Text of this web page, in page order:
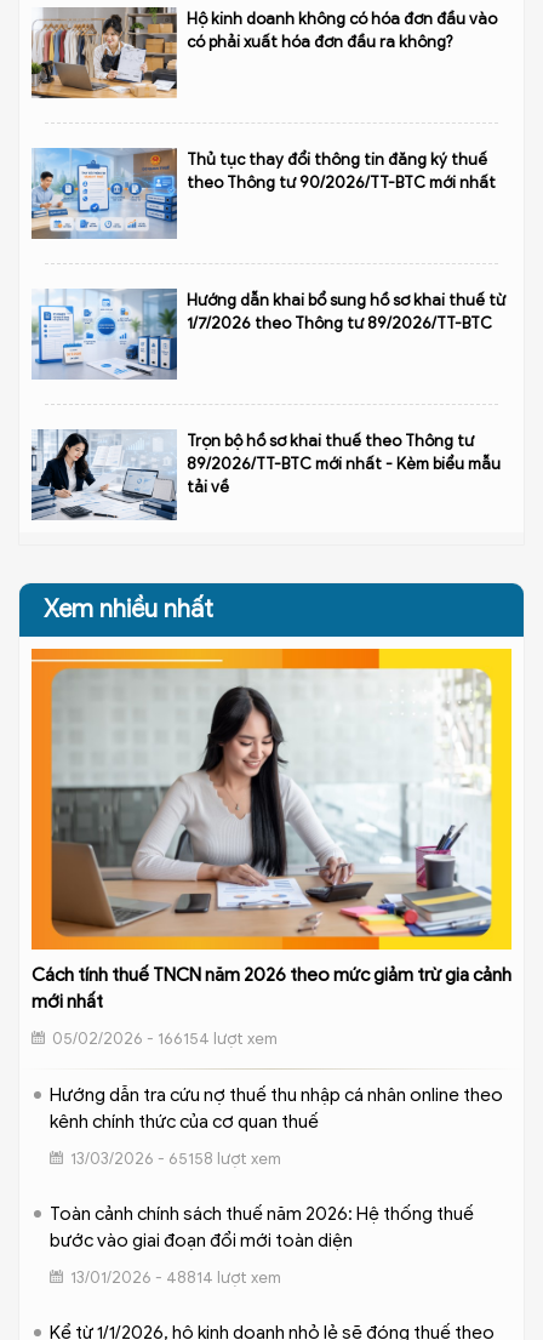
Hộ kinh doanh không có hóa đơn đầu vào
có phải xuất hóa đơn đầu ra không?
Thủ tục thay đổi thông tin đăng ký thuế
theo Thông tư 90/2026/TT-BTC mới nhất
Hướng dẫn khai bổ sung hồ sơ khai thuế từ
1/7/2026 theo Thông tư 89/2026/TT-BTC
Trọn bộ hồ sơ khai thuế theo Thông tư
89/2026/TT-BTC mới nhất - Kèm biểu mẫu
tải về
Xem nhiều nhất
Cách tính thuế TNCN năm 2026 theo mức giảm trừ gia cảnh
mới nhất
05/02/2026 - 166154 lượt xem
Hướng dẫn tra cứu nợ thuế thu nhập cá nhân online theo
kênh chính thức của cơ quan thuế
13/03/2026 - 65158 lượt xem
Toàn cảnh chính sách thuế năm 2026: Hệ thống thuế
bước vào giai đoạn đổi mới toàn diện
13/01/2026 - 48814 lượt xem
Kể từ 1/1/2026, hộ kinh doanh nhỏ lẻ sẽ đóng thuế theo